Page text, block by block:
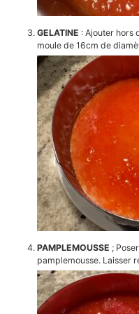
GELATINE : Ajouter hors
moule de 16cm de
PAMPLEMOUSSE ;
pamplemousse. Laisser